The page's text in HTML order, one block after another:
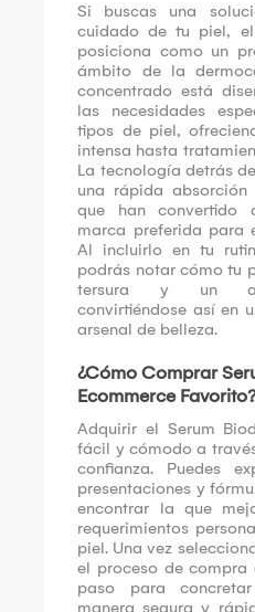
Si buscas una
cuidado de tu piel, el
posiciona como un
ámbito de la
concentrado está
las necesidades
tipos de piel,
intensa hasta
La tecnología detrás
una rápida
que han convertido
marca preferida para
Al incluirlo en tu
podrás notar cómo tu
tersura y un
convirtiéndose así en
arsenal de belleza.
¿Cómo Comprar
Ecommerce
Adquirir el Serum
fácil y cómodo a
confianza. Puedes
presentaciones y
encontrar la que
requerimientos
piel. Una vez
el proceso de
paso para
manera segura y